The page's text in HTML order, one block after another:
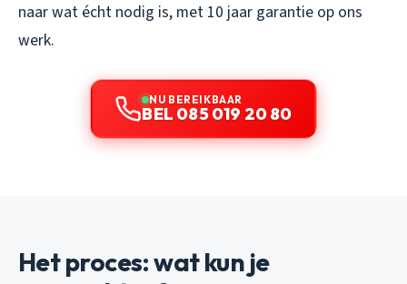
naar wat écht nodig is, met 10 jaar garantie op ons
werk.
NU BEREIKBAAR
BEL 085 019 20 80
Het proces: wat kun je